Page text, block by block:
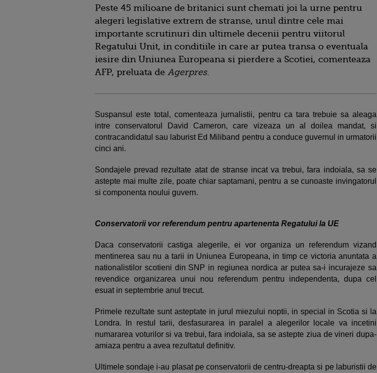
Peste 45 milioane de britanici sunt chemati joi la urne pentru
alegeri legislative extrem de stranse, unul dintre cele mai
importante scrutinuri din ultimele decenii pentru viitorul
Regatului Unit, in conditiile in care ar putea transa o eventuala
iesire din Uniunea Europeana si pierdere a Scotiei, comenteaza
AFP, preluata de Agerpres.
Suspansul este total, comenteaza jurnalistii, pentru ca tara trebuie sa aleaga
intre conservatorul David Cameron, care vizeaza un al doilea mandat, si
contracandidatul sau laburist Ed Miliband pentru a conduce guvernul in urmatorii
cinci ani.
Sondajele prevad rezultate atat de stranse incat va trebui, fara indoiala, sa se
astepte mai multe zile, poate chiar saptamani, pentru a se cunoaste invingatorul
si componenta noului guvern.
Conservatorii vor referendum pentru apartenenta Regatului la UE
Daca conservatorii castiga alegerile, ei vor organiza un referendum vizand
mentinerea sau nu a tarii in Uniunea Europeana, in timp ce victoria anuntata a
nationalistilor scotieni din SNP in regiunea nordica ar putea sa-i incurajeze sa
revendice organizarea unui nou referendum pentru independenta, dupa cel
esuat in septembrie anul trecut.
Primele rezultate sunt asteptate in jurul miezului noptii, in special in Scotia si la
Londra. In restul tarii, desfasurarea in paralel a alegerilor locale va incetini
numararea voturilor si va trebui, fara indoiala, sa se astepte ziua de vineri dupa-
amiaza pentru a avea rezultatul definitiv.
Ultimele sondaje i-au plasat pe conservatorii de centru-dreapta si pe laburistii de